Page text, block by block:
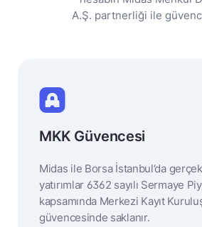
A.Ş. partnerliği ile
MKK Güvencesi
Midas ile Borsa İstanbul’da
yatırımlar 6362 sayılı Sermaye
kapsamında Merkezi Kayıt
güvencesinde saklanır.